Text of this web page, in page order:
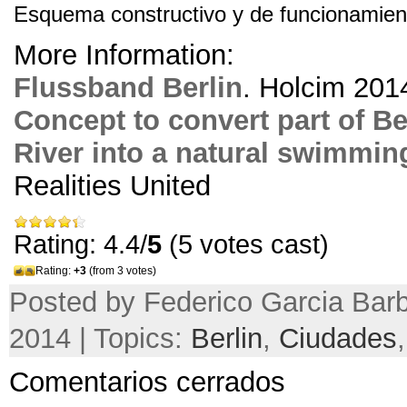
Esquema constructivo y de
More Information:
Flussband Berlin. Holcim
Concept to convert part of
River into a natural
Realities United
Rating: 4.4/5 (5 votes cast)
Rating: +3 (from 3 votes)
Posted by Federico Garcia
2014 | Topics: Berlin, Ciudades
Comentarios cerrados